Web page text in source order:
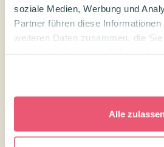
soziale Medien, Werbung und
Partner führen diese
weiteren Daten zusammen, die
Alle
Kundenservice
Versandtarife und Lieferzeiten
Widerrufsrecht